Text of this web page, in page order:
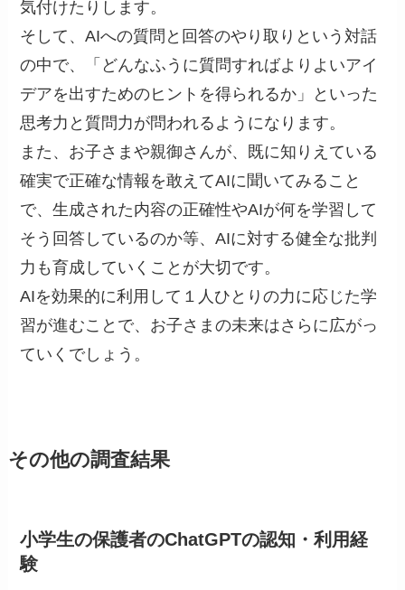
気付けたりします。
そして、AIへの質問と回答のやり取りという対話
の中で、「どんなふうに質問すればよりよいアイ
デアを出すためのヒントを得られるか」といった
思考力と質問力が問われるようになります。
また、お子さまや親御さんが、既に知りえている
確実で正確な情報を敢えてAIに聞いてみること
で、生成された内容の正確性やAIが何を学習して
そう回答しているのか等、AIに対する健全な批判
力も育成していくことが大切です。
AIを効果的に利用して１人ひとりの力に応じた学
習が進むことで、お子さまの未来はさらに広がっ
ていくでしょう。
その他の調査結果
小学生の保護者のChatGPTの認知・利用経
験